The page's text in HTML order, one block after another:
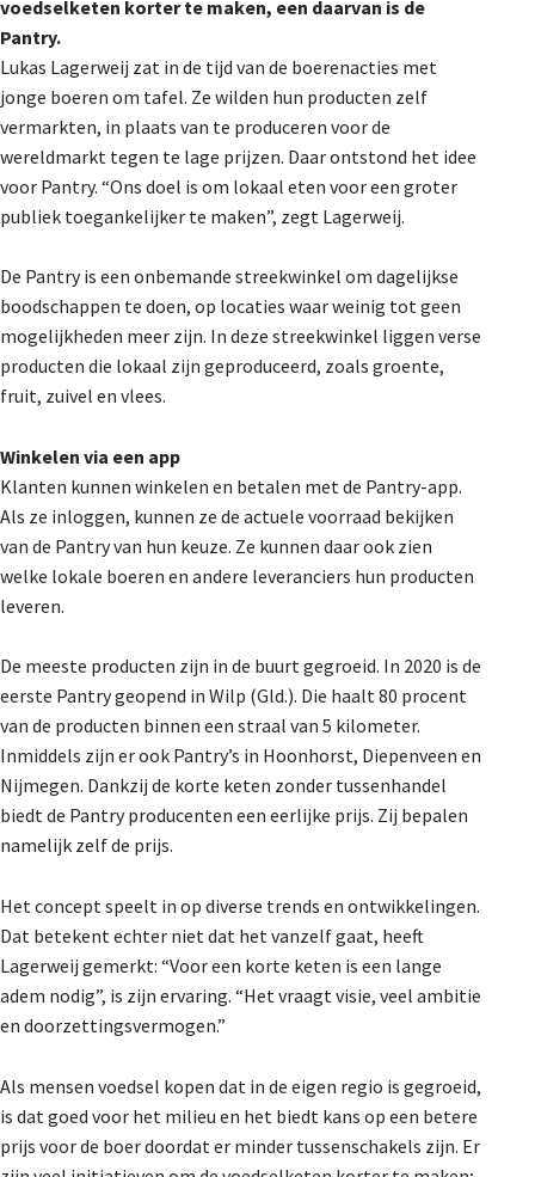
voedselketen korter te maken, een daarvan is de
Pantry.
Lukas Lagerweij zat in de tijd van de boerenacties met
jonge boeren om tafel. Ze wilden hun producten zelf
vermarkten, in plaats van te produceren voor de
wereldmarkt tegen te lage prijzen. Daar ontstond het idee
voor Pantry. “Ons doel is om lokaal eten voor een groter
publiek toegankelijker te maken”, zegt Lagerweij.
De Pantry is een onbemande streekwinkel om dagelijkse
boodschappen te doen, op locaties waar weinig tot geen
mogelijkheden meer zijn. In deze streekwinkel liggen verse
producten die lokaal zijn geproduceerd, zoals groente,
fruit, zuivel en vlees.
Winkelen via een app
Klanten kunnen winkelen en betalen met de Pantry-app.
Als ze inloggen, kunnen ze de actuele voorraad bekijken
van de Pantry van hun keuze. Ze kunnen daar ook zien
welke lokale boeren en andere leveranciers hun producten
leveren.
De meeste producten zijn in de buurt gegroeid. In 2020 is de
eerste Pantry geopend in Wilp (Gld.). Die haalt 80 procent
van de producten binnen een straal van 5 kilometer.
Inmiddels zijn er ook Pantry’s in Hoonhorst, Diepenveen en
Nijmegen. Dankzij de korte keten zonder tussenhandel
biedt de Pantry producenten een eerlijke prijs. Zij bepalen
namelijk zelf de prijs.
Het concept speelt in op diverse trends en ontwikkelingen.
Dat betekent echter niet dat het vanzelf gaat, heeft
Lagerweij gemerkt: “Voor een korte keten is een lange
adem nodig”, is zijn ervaring. “Het vraagt visie, veel ambitie
en doorzettingsvermogen.”
Als mensen voedsel kopen dat in de eigen regio is gegroeid,
is dat goed voor het milieu en het biedt kans op een betere
prijs voor de boer doordat er minder tussenschakels zijn. Er
De Landeigenaar
Contact